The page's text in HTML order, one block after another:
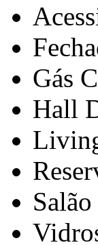
Gás
Hall
Salão